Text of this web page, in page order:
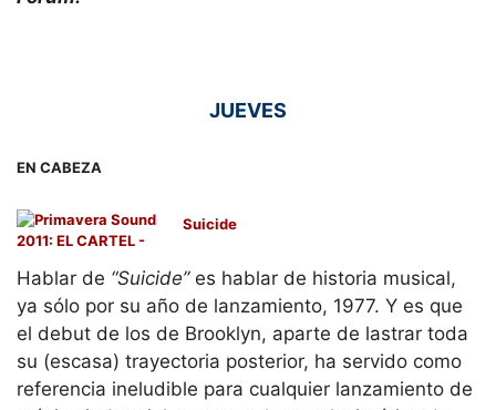
JUEVES
EN CABEZA
Suicide
Hablar de “Suicide” es hablar de historia musical,
ya sólo por su año de lanzamiento, 1977. Y es que
el debut de los de Brooklyn, aparte de lastrar toda
su (escasa) trayectoria posterior, ha servido como
referencia ineludible para cualquier lanzamiento de